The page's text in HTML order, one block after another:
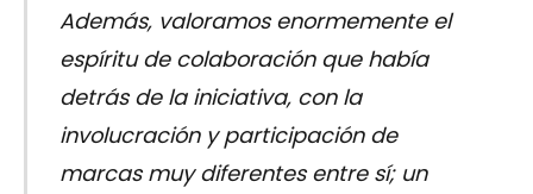
Además, valoramos enormemente el
espíritu de colaboración que había
detrás de la iniciativa, con la
involucración y participación de
marcas muy diferentes entre sí; un